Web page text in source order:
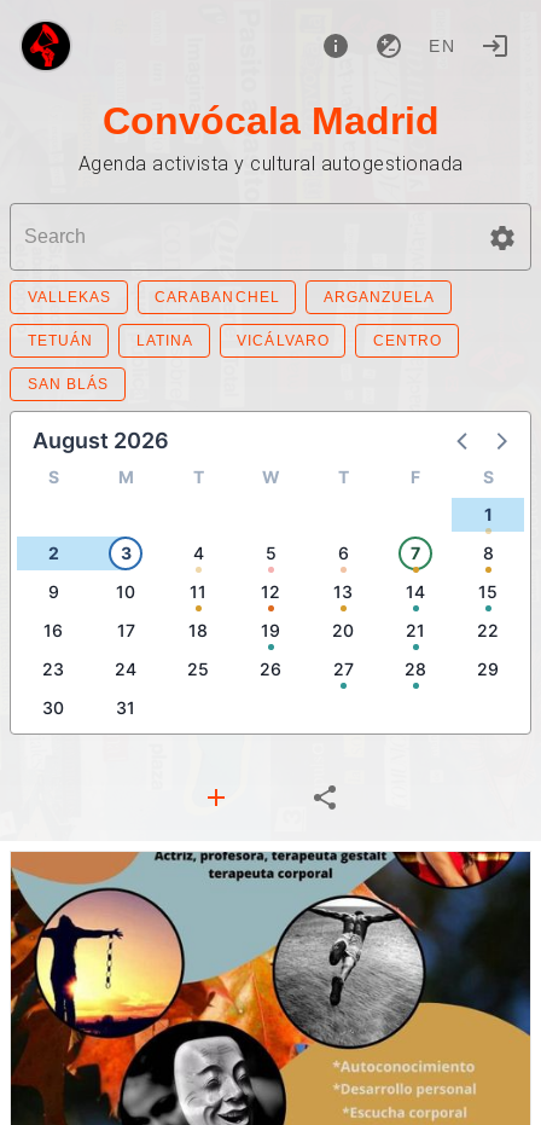
EN
Convócala Madrid
Agenda activista y cultural autogestionada
VALLEKAS CARABANCHEL ARGANZUELA
TETUÁN LATINA VICÁLVARO CENTRO
SAN BLÁS
August 2026
S M T W T F
S
1
2
3 4 5 6 7
8
9
10 11 12 13 14
15
16
17 18 19 20 21
22
23
24 25 26 27 28
29
30
31